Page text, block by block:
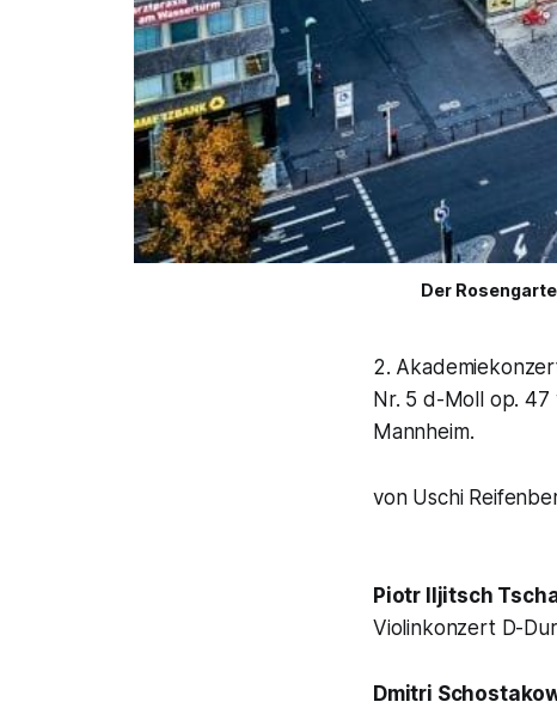
Der
2.
Nr. 5 d-Moll op. 47
Mannheim.
von Uschi
Piotr Iljitsch
Violinkonzert D-
Dmitri